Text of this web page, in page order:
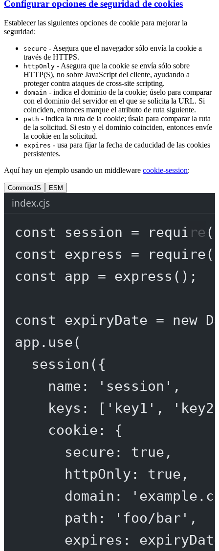
Configurar opciones de seguridad de cookies
Establecer las siguientes opciones de cookie para mejorar la
seguridad:
secure - Asegura que el navegador sólo envía la cookie a
través de HTTPS.
httpOnly - Asegura que la cookie se envía sólo sobre
HTTP(S), no sobre JavaScript del cliente, ayudando a
proteger contra ataques de cross-site scripting.
domain - indica el dominio de la cookie; úselo para comparar
con el dominio del servidor en el que se solicita la URL. Si
coinciden, entonces marque el atributo de ruta siguiente.
path - indica la ruta de la cookie; úsala para comparar la ruta
de la solicitud. Si esto y el dominio coinciden, entonces envíe
la cookie en la solicitud.
expires - usa para fijar la fecha de caducidad de las cookies
persistentes.
Aquí hay un ejemplo usando un middleware cookie-session:
CommonJS ESM
index.cjs
const session = require (
const
express = require(
const
app = express ();
const expiryDate = new
app. use(
session ({
name:
'session' ,
keys: [ 'key1' ,
cookie: {
secure: true ,
httpOnly: true ,
domain:
path:
'foo/bar' ,
expires: